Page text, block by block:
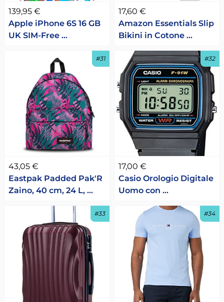
139,95 €
Apple iPhone 6S 16 GB
UK SIM-Free …
17,60 €
Amazon Essentials Slip
Bikini in Cotone …
#31
43,05 €
Eastpak Padded Pak'R
Zaino, 40 cm, 24 L, …
#32
17,00 €
Casio Orologio Digitale
Uomo con …
#33 #34